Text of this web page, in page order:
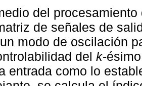
del
de señales de
modo de oscilación
del k-
entrada como lo